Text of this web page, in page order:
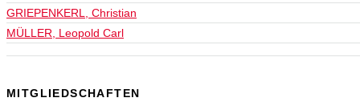
GRIEPENKERL, Christian
MÜLLER, Leopold Carl
MITGLIEDSCHAFTEN